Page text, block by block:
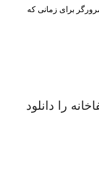
برای زمانی که
را دانلود